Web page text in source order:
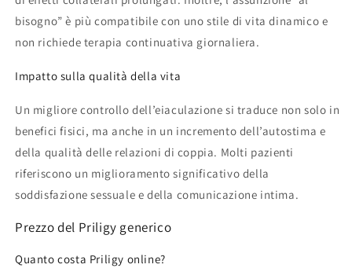
bisogno” è più compatibile con uno stile di vita dinamico e
non richiede terapia continuativa giornaliera.
Impatto sulla qualità della vita
Un migliore controllo dell’eiaculazione si traduce non solo in
benefici fisici, ma anche in un incremento dell’autostima e
della qualità delle relazioni di coppia. Molti pazienti
riferiscono un miglioramento significativo della
soddisfazione sessuale e della comunicazione intima.
Prezzo del Priligy generico
Quanto costa Priligy online?